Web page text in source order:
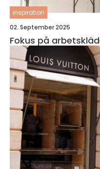
inspiration
02. September 2025
Fokus på